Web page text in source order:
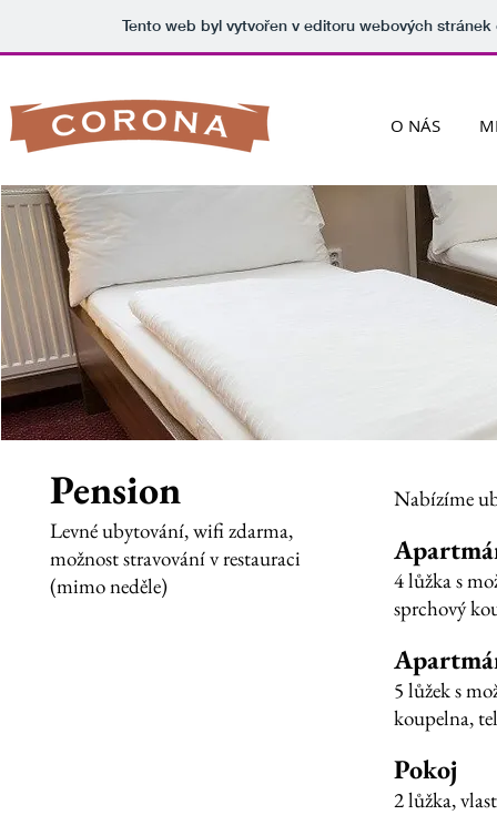
Tento web byl vytvořen v editoru webových
O NÁS
Pension
Levné ubytování, wifi zdarma,
možnost stravování v restauraci
(mimo neděle)
Nabízíme
4 lůžka s
sprchový
5 lůžek s
koupelna,
Pokoj
2 lůžka,